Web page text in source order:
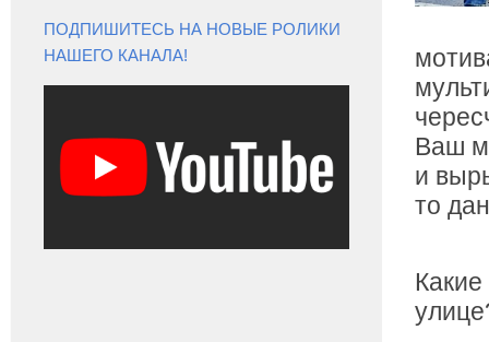
Ваш
и
то
ПОДПИШИТЕСЬ НА НОВЫЕ РОЛИКИ
НАШЕГО КАНАЛА!